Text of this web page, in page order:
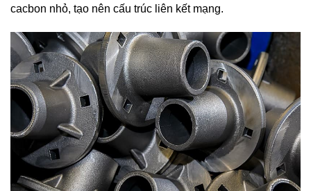
cacbon nhỏ, tạo nên cấu trúc liên kết mạng.